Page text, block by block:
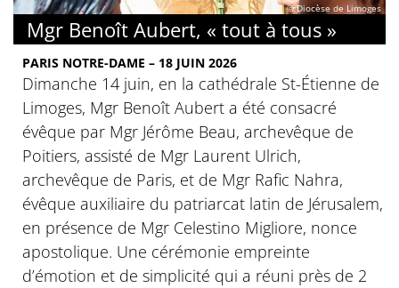
© Diocèse de Limoges
Mgr Benoît Aubert, « tout à tous »
PARIS NOTRE-DAME – 18 JUIN 2026
Dimanche 14 juin, en la cathédrale St-Étienne de
Limoges, Mgr Benoît Aubert a été consacré
évêque par Mgr Jérôme Beau, archevêque de
Poitiers, assisté de Mgr Laurent Ulrich,
archevêque de Paris, et de Mgr Rafic Nahra,
évêque auxiliaire du patriarcat latin de Jérusalem,
en présence de Mgr Celestino Migliore, nonce
apostolique. Une cérémonie empreinte
d’émotion et de simplicité qui a réuni près de 2